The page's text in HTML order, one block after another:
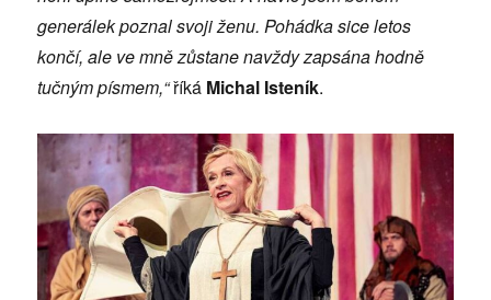
generálek poznal svoji ženu. Pohádka sice letos
končí, ale ve mně zůstane navždy zapsána hodně
tučným písmem,“říká Michal Isteník.